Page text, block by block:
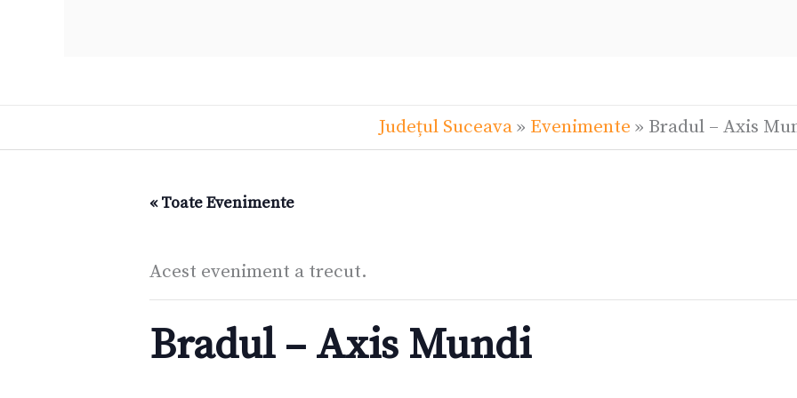
Județul Suceava» Evenimente » Bradul – Axis
« Toate Evenimente
Acest eveniment a trecut.
Bradul – Axis Mundi